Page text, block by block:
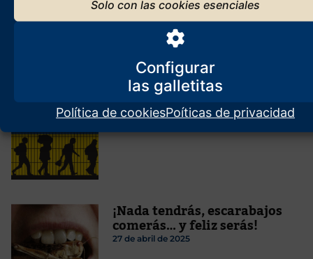
Configurar
Política de cookiesPoíticas de privacidad
puede ser lesbiana
8 de febrero de 2024
Ucrania: después de la guerra,
¿el gran remplazo?
¡Nada tendrás, escarabajos
comerás… y feliz serás!
27 de abril de 2025